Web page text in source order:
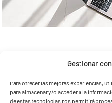
Gestionar
Para ofrecer las mejores experiencias,
para almacenar y/o acceder a la
de estas tecnologías nos permitirá